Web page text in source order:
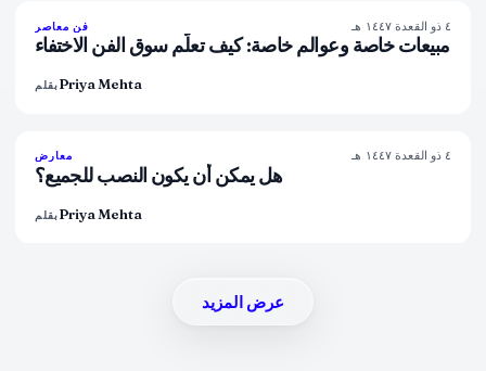
72% 52 فن معاصر ٤ ذو القعدة ١٤٤٧ هـ
مبيعات خاصة وعوالم خاصة: كيف تعلّم سوق الفن الاختفاء
بقلمPriya Mehta
77% 45 معارض ٤ ذو القعدة ١٤٤٧ هـ
هل يمكن أن يكون النصب للجميع؟
بقلمPriya Mehta
عرض المزيد